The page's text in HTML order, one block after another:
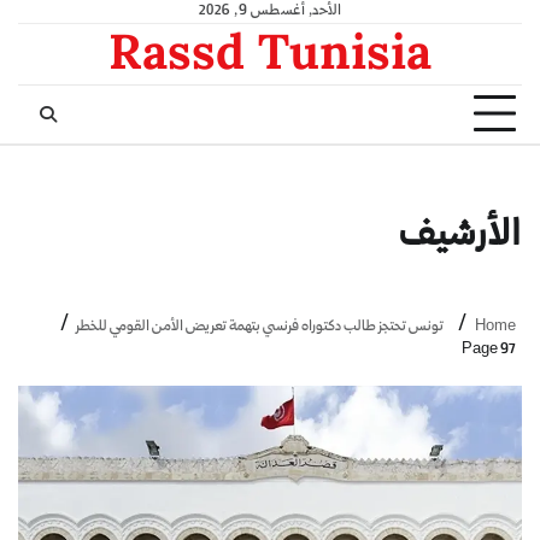
الأحد, أغسطس 9, 2026
Rassd Tunisia
الأرشيف
Home
تونس تحتجز طالب دكتوراه فرنسي بتهمة تعريض الأمن القومي للخطر
Page 97